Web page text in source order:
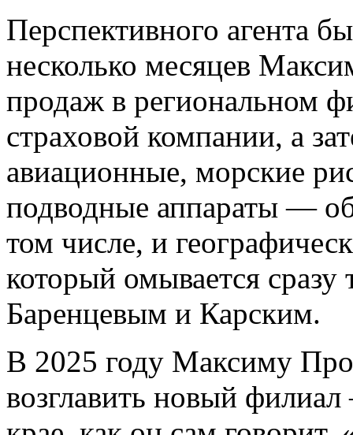
Перспективного агента
несколько месяцев
продаж в региональном
страховой компании, а
авиационные, морские
подводные аппараты —
том числе, и
который омывается
Баренцевым и Карским.
В 2025 году Максиму
возглавить новый